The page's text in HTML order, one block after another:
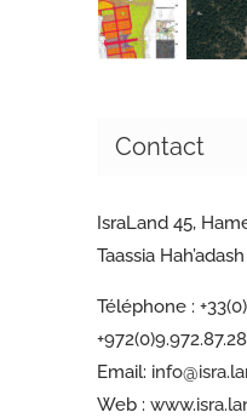
Contact
IsraLand 45,
Taassia
Téléphone :
+972(0)9.972.87.28
Email:
Web :